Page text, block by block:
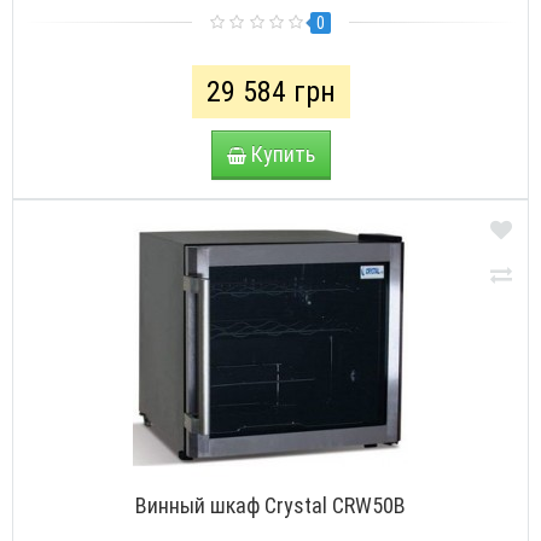
0
29 584 грн
Купить
Винный шкаф Crystal CRW50B